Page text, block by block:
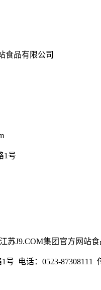
食品有限公司
1号
江苏J9.COM集团官方网
电话：0523-87308111